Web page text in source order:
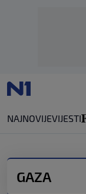
NAJNOVIJEVIJESTI
GAZA